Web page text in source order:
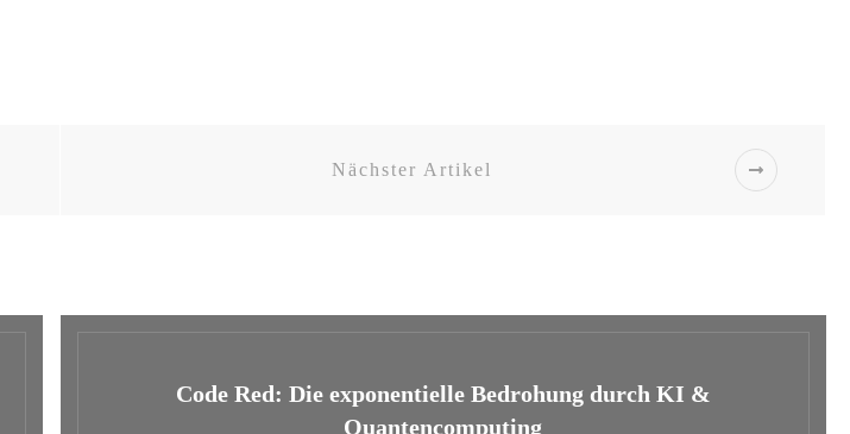
Nächster Artikel
Code Red: Die exponentielle Bedrohung durch KI &
Quantencomputing